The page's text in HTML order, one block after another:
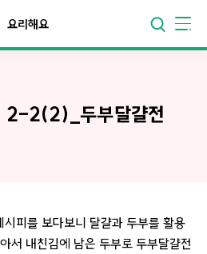
요리해요
2-2(2)_두부달걀전
피를 보다보니 달걀과 두부를 활용
서 내친김에 남은 두부로 두부달걀전